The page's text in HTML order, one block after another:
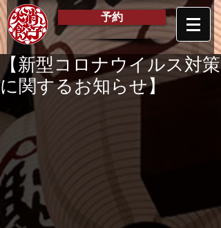
予約
【新型コロナウイルス対策
に関するお知らせ】